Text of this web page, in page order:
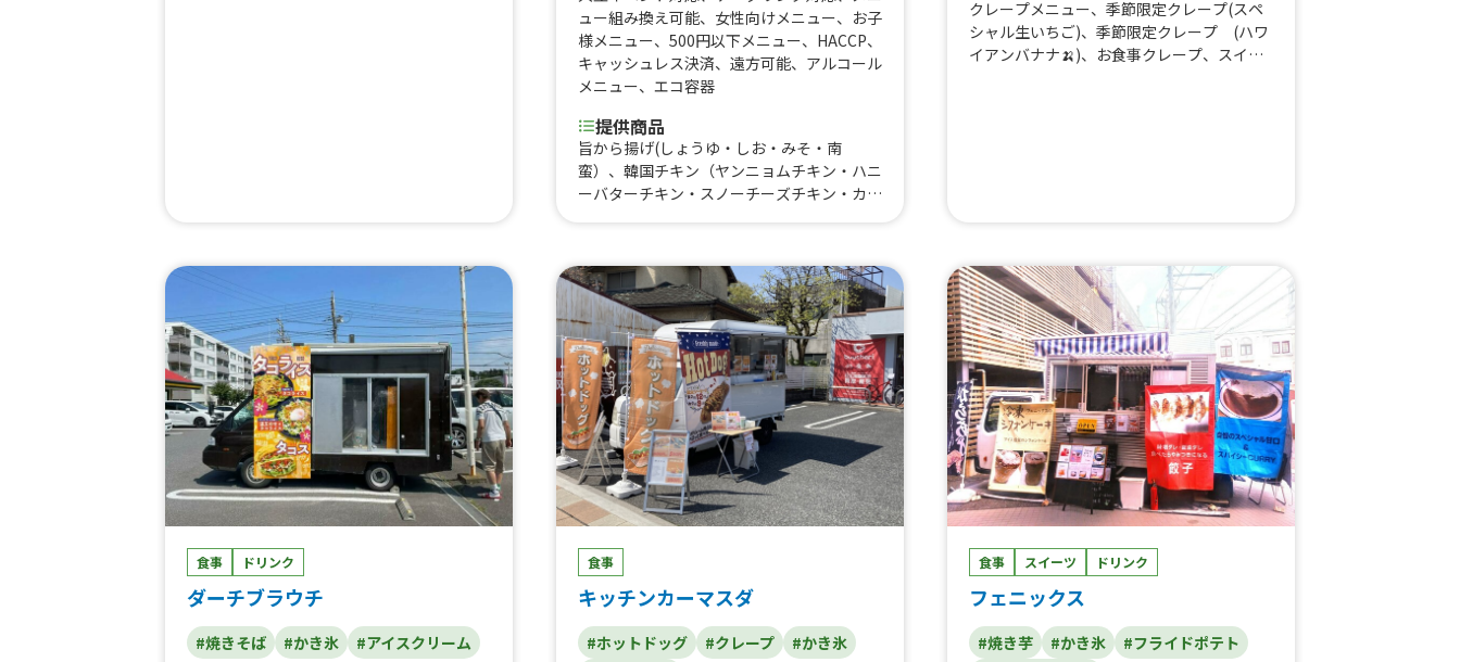
ュー組み換え可能、 女性向けメニュー、 お子
様メニュー、 500円以下メニュー、 HACCP、
キャッシュレス決済、 遠方可能、 アルコール
メニュー、 エコ容器
提供商品
旨から揚げ(しょうゆ・しお・みそ・南
蛮）、韓国チキン（ヤンニョムチキン・ハニ
ーバターチキン・スノーチーズチキン・カン
わふわかき氷（18種類)、ふりふりポテト(18
種類のフレーバー）、チュロス、チーズハッ
トグ、ポテトチーズハットグ、チーズボー
ル、チヂミ、チキンナゲット、ソトックソト
ック、肉巻きおにぎり、アメリカンドッグ、
旨からBOX(しょうゆ・しお・みそ・南蛮・
油淋鶏・めんたいマヨ・スイートチリ)、旨
から丼、牛カルビ丼、缶ビール、オレンジジ
ュース100%、パイナップルジュース10
0%、ハイボール・コークハイ・ジンジャー
ハイ、韓国ドリンク
クレープメニュー、季節限定クレープ(スペ
シャル生いちご)、季節限定クレープ (ハワ
イアンバナナ🍌)、お食事クレープ、スイー
食事 ドリンク
ダーチブラウチ
#焼きそば #かき氷 #アイスクリーム
食事
キッチンカーマスダ
#ホットドッグ #クレープ
#かき氷
食事 スイーツ ドリンク
フェニックス
#焼き芋 #かき氷
#フライドポテト